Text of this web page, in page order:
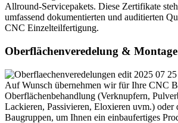
Allround-Servicepakets. Diese Zertifikate
umfassend dokumentierten und auditierten
CNC Einzelteilfertigung.
Oberflächenveredelung & Montage
Auf Wunsch übernehmen wir für Ihre CNC
Oberflächenbehandlung (Verknupfern,
Lackieren, Passivieren, Eloxieren uvm.) oder
Baugruppen, um Ihnen ein einbaufertiges